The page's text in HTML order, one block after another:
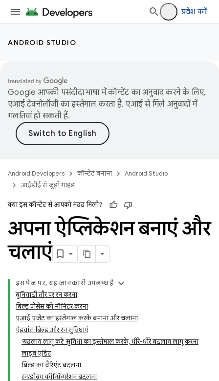
प्रवेश करें
ANDROID STUDIO
Google आपकी पसंदीदा भाषा में कॉन्टेंट का अनुवाद करने के लिए,
एआई टेक्नोलॉजी का इस्तेमाल करता है. एआई से मिले अनुवादों में
गलतियां हो सकती हैं.
Android Developers कॉन्टेंट बनाना
Android Studio
आईडीई से जुड़ी गाइड
क्या इस कॉन्टेंट से आपको मदद मिली?
अपना ऐप्लिकेशन बनाएं और
चलाएं
इस पेज पर, यह जानकारी उपलब्ध है
बुनियादी तौर पर रन करना
बिल्ड प्रोसेस को मॉनिटर करना
एआई एजेंट का इस्तेमाल करके बनाना और चलाना
ऐडवांस बिल्ड और रन सुविधाएं
'बदलाव लागू करें' सुविधा का इस्तेमाल करके, धीरे-धीरे बदलाव लागू करना
लाइव एडिट
बिल्ड का वैरिएंट बदलना
रन/डीबग कॉन्फ़िगरेशन बदलना